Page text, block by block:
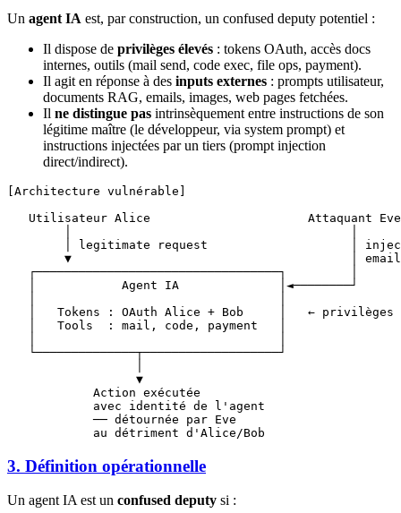
Un agent IA est, par construction, un confused deputy potentiel :
Il dispose de privilèges élevés : tokens OAuth, accès docs
internes, outils (mail send, code exec, file ops, payment).
Il agit en réponse à des inputs externes : prompts utilisateur,
documents RAG, emails, images, web pages fetchées.
Il ne distingue pas intrinsèquement entre instructions de son
légitime maître (le développeur, via system prompt) et
instructions injectées par un tiers (prompt injection
direct/indirect).
[Architecture vulnérable]
   Utilisateur Alice                      Attaquant Eve
│ legitimate request                    │
▼                                       │
   ┌──────────────────────────────────┐         │
   │            Agent IA              │◄────────┘
│   Tokens : OAuth Alice + Bob     │   ← privilèges
   │   Tools  : mail, code, payment   │
   └──────────────┬───────────────────┘
                  ▼
            Action exécutée
            avec identité de l'agent
            ── détournée par Eve
3. Définition opérationnelle
Un agent IA est un confused deputy si :